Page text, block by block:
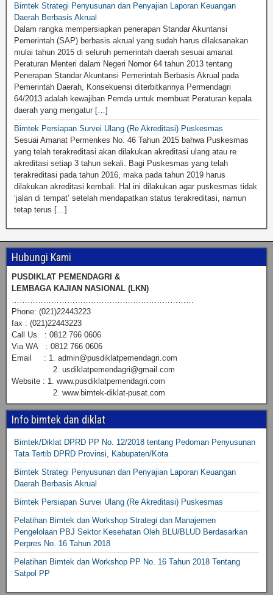
Bimtek Strategi Penyusunan dan Penyajian Laporan Keuangan
Daerah Berbasis Akrual
Dalam rangka mempersiapkan penerapan Standar Akuntansi
Pemerintah (SAP) berbasis akrual yang sudah harus dilaksanakan
mulai tahun 2015 di seluruh pemerintah daerah sesuai amanat
Peraturan Menteri dalam Negeri Nomor 64 tahun 2013 tentang
Penerapan Standar Akuntansi Pemerintah Berbasis Akrual pada
Pemerintah Daerah, Konsekuensi diterbitkannya Permendagri
64/2013 adalah kewajiban Pemda untuk membuat Peraturan kepala
daerah yang mengatur […]
Bimtek Persiapan Survei Ulang (Re Akreditasi) Puskesmas
Sesuai Amanat Permenkes No. 46 Tahun 2015 bahwa Puskesmas
yang telah terakreditasi akan dilakukan akreditasi ulang atau re
akreditasi setiap 3 tahun sekali. Bagi Puskesmas yang telah
terakreditasi pada tahun 2016, maka pada tahun 2019 harus
dilakukan akreditasi kembali. Hal ini dilakukan agar puskesmas tidak
‘jalan di tempat’ setelah mendapatkan status terakreditasi, namun
tetap terus […]
Hubungi Kami
PUSDIKLAT PEMENDAGRI &
LEMBAGA KAJIAN NASIONAL (LKN)
Phone: (021)22443223
fax : (021)22443223
Call Us : 0812 766 0606
Via WA : 0812 766 0606
Email : 1. admin@pusdiklatpemendagri.com
2. usdiklatpemendagri@gmail.com
Website : 1. www.pusdiklatpemendagri.com
2. www.bimtek-diklat-pusat.com
Info bimtek dan diklat
Bimtek/Diklat DPRD PP No. 12/2018 tentang Pedoman Penyusunan
Tata Tertib DPRD Provinsi, Kabupaten/Kota
Bimtek Strategi Penyusunan dan Penyajian Laporan Keuangan
Daerah Berbasis Akrual
Bimtek Persiapan Survei Ulang (Re Akreditasi) Puskesmas
Pelatihan Bimtek dan Workshop Strategi dan Manajemen
Pengelolaan PBJ Sektor Kesehatan Oleh BLU/BLUD Berdasarkan
Perpres No. 16 Tahun 2018
Pelatihan Bimtek dan Workshop PP No. 16 Tahun 2018 Tentang
Satpol PP